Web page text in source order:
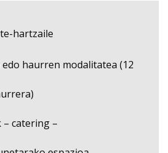
hartzaile
edo haurren modalitatea (12
– catering –